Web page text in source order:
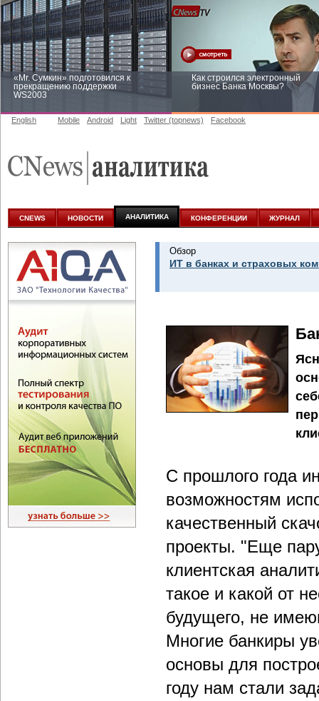
«Mr. Сумкин» подготовился к
прекращению поддержки
WS2003
Как строился электронный
бизнес Банка Москвы?
аналитике
English Mobile Android Light Twitter (topnews) Facebook
CNEWS НОВОСТИ АНАЛИТИКА КОНФЕРЕНЦИИ ЖУРНАЛ
Обзор
ИТ в банках и страховых
С прошлого года
возможностям
качественный
проекты. "Еще
клиентская
такое и какой от
будущего, не
Многие банкиры
основы для
году нам стали